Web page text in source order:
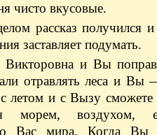
чисто вкусовые.
рассказ получился
заставляет подумать.
Викторовна и Вы
отравлять леса и
летом и с Вызу сможете
морем, воздухом,
Вас мира. Когда Вы